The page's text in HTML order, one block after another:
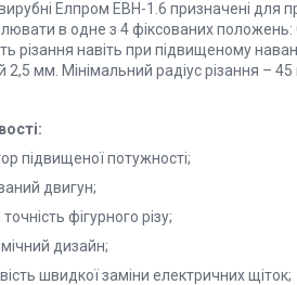
Елпром ЕВН-1.6 призначені для
в одне з 4 фіксованих положень:
різання навіть при підвищеному
2,5 мм. Мінімальний радіус різання – 45
підвищеної потужності;
двигун;
фігурного різу;
дизайн;
швидкої заміни електричних щіток;